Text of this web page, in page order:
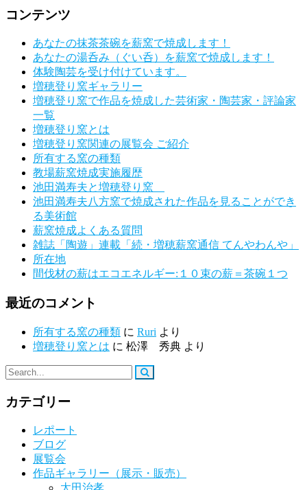
コンテンツ
あなたの抹茶茶碗を薪窯で焼成します！
あなたの湯呑み（ぐい呑）を薪窯で焼成します！
体験陶芸を受け付けています。
増穂登り窯ギャラリー
増穂登り窯で作品を焼成した芸術家・陶芸家・評論家
一覧
増穂登り窯とは
増穂登り窯関連の展覧会 ご紹介
所有する窯の種類
教場薪窯焼成実施履歴
池田満寿夫と増穂登り窯
池田満寿夫八方窯で焼成された作品を見ることができ
る美術館
薪窯焼成よくある質問
雑誌「陶遊」連載「続・増穂薪窯通信 てんやわんや」
所在地
間伐材の薪はエコエネルギー:１０束の薪＝茶碗１つ
最近のコメント
所有する窯の種類 に Ruri より
増穂登り窯とは に 松澤 秀典 より
カテゴリー
レポート
ブログ
展覧会
作品ギャラリー（展示・販売）